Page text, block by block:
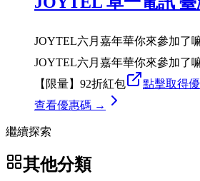
JOYTEL六月嘉年華你來參加了
JOYTEL六月嘉年華你來參加了
【限量】92折紅包
點擊取得
查看優惠碼 →
繼續探索
其他分類